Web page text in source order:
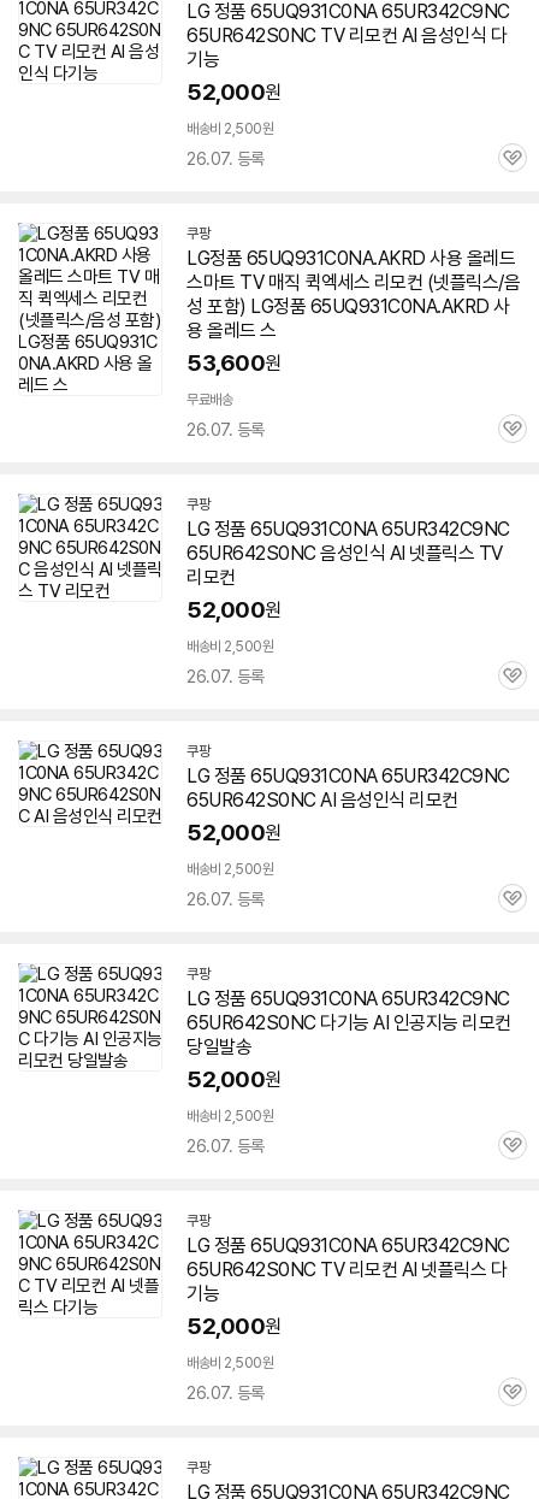
LG 정품 65UQ931C0NA65UR342C9NC
65UR642S0NC TV 리모컨 AI 음성인식 다
기능
52,000원
배송비 2,500원
26.07. 등록
관
쿠팡
LG정품 65UQ931C0NA.AKRD 사용 올레드
스마트 TV 매직 퀵엑세스 리모컨 (넷플릭스/음
성 포함) LG정품 65UQ931C0NA.AKRD 사
용 올레드 스
53,600원
무료배송
26.07. 등록
관
쿠팡
LG 정품 65UQ931C0NA65UR342C9NC
65UR642S0NC 음성인식 AI 넷플릭스 TV
리모컨
52,000원
배송비 2,500원
26.07. 등록
관
쿠팡
LG 정품 65UQ931C0NA65UR342C9NC
65UR642S0NC AI 음성인식 리모컨
52,000원
배송비 2,500원
26.07. 등록
관
쿠팡
LG 정품 65UQ931C0NA65UR342C9NC
65UR642S0NC 다기능 AI 인공지능 리모컨
당일발송
52,000원
배송비 2,500원
26.07. 등록
관
쿠팡
LG 정품 65UQ931C0NA65UR342C9NC
65UR642S0NC TV 리모컨 AI 넷플릭스 다
기능
52,000원
배송비 2,500원
26.07. 등록
관
쿠팡
LG 정품 65UQ931C0NA65UR342C9NC